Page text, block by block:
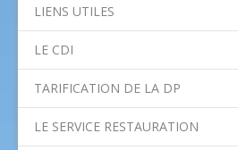
LIENS UTILES
Conseil Départemental du Val-de-Marne
LE CDI
TARIFICATION DE LA DP
LE SERVICE RESTAURATION